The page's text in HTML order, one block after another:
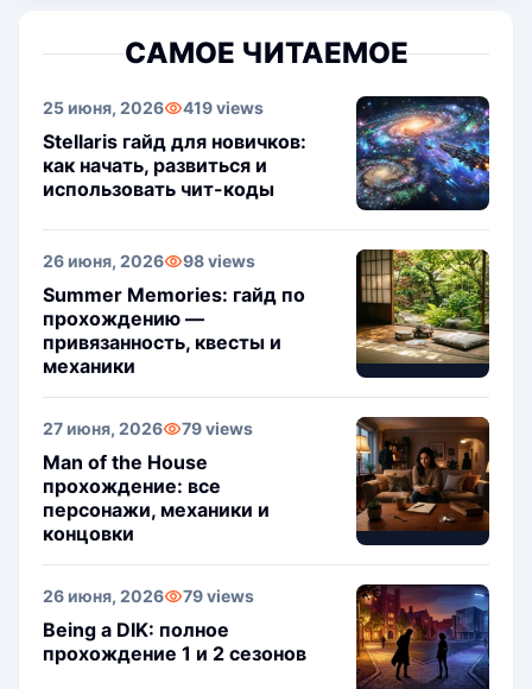
САМОЕ ЧИТАЕМОЕ
25 июня, 2026 419 views
Stellaris гайд для новичков:
как начать, развиться и
использовать чит-коды
26 июня, 2026 98 views
Summer Memories: гайд по
прохождению —
привязанность, квесты и
механики
27 июня, 2026 79 views
Man of the House
прохождение: все
персонажи, механики и
концовки
26 июня, 2026 79 views
Being a DIK: полное
прохождение 1 и 2 сезонов